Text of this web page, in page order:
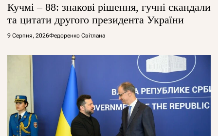
Кучмі – 88: знакові рішення, гучні скандали
та цитати другого президента України
9 Серпня, 2026Федоренко Світлана